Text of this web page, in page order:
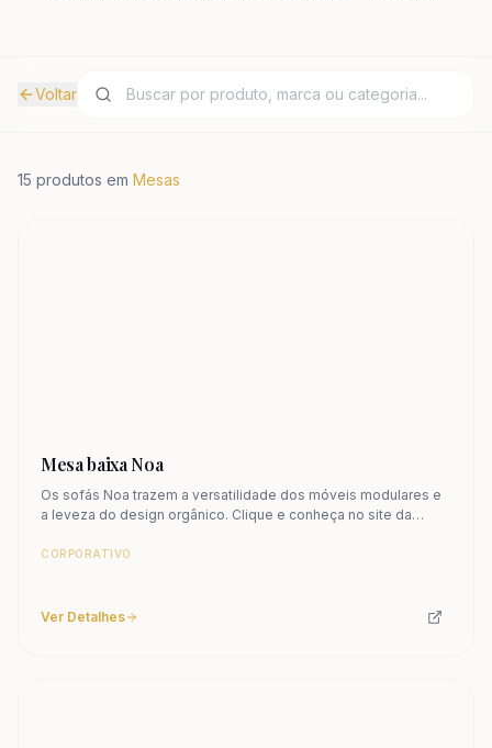
Voltar
15 produtos em Mesas
Mesa baixa Noa
Os sofás Noa trazem a versatilidade dos móveis modulares e
a leveza do design orgânico. Clique e conheça no site da
CORPORATIVO
Ver Detalhes